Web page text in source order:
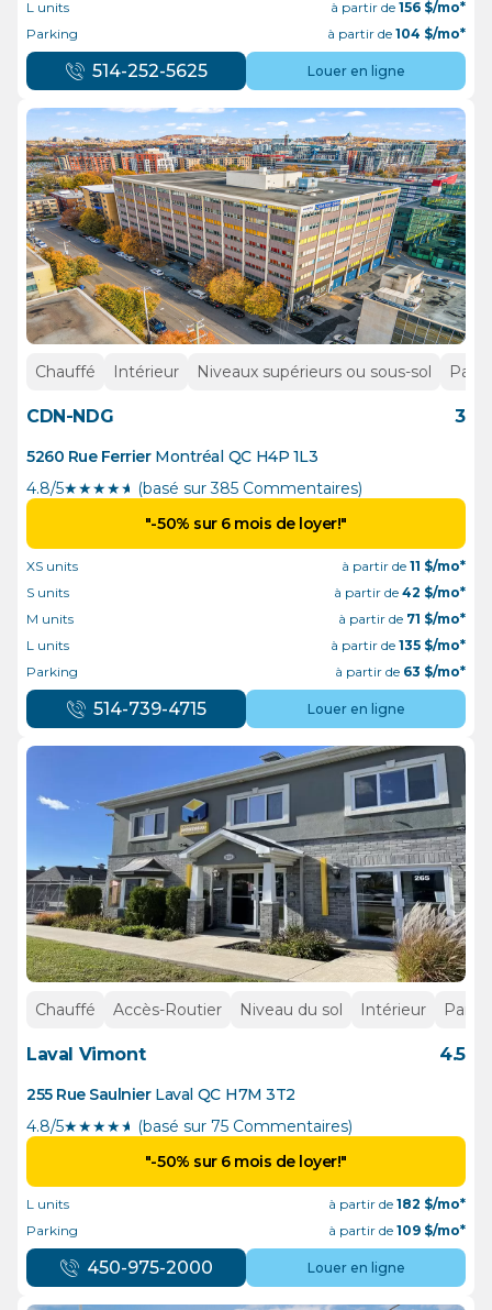
L units à partir de 156 $/mo*
Parking
à partir de 104 $/mo*
514-252-5625 Louer en ligne
Chauffé Intérieur Niveaux supérieurs ou sous-sol
CDN-NDG 3
5260 Rue Ferrier Montréal QC H4P 1L3
4.8/5★★★★½ (basé sur 385 Commentaires)
"-50% sur 6 mois de loyer!"
XS units à partir de 11 $/mo*
S units
à partir de 42 $/mo*
M units
à partir de 71 $/mo*
L units
à partir de 135 $/mo*
Parking
à partir de 63 $/mo*
514-739-4715 Louer en ligne
Chauffé Accès-Routier Niveau du sol Intérieur
Laval Vimont 4.5
255 Rue Saulnier Laval QC H7M 3T2
4.8/5★★★★½ (basé sur 75 Commentaires)
"-50% sur 6 mois de loyer!"
L units à partir de 182 $/mo*
Parking
à partir de 109 $/mo*
450-975-2000 Louer en ligne